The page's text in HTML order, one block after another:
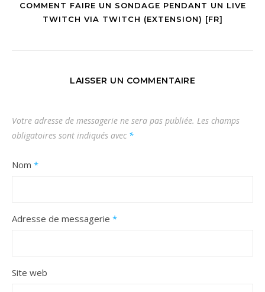
COMMENT FAIRE UN SONDAGE PENDANT UN LIVE
TWITCH VIA TWITCH (EXTENSION) [FR]
LAISSER UN COMMENTAIRE
Votre adresse de messagerie ne sera pas publiée. Les champs
obligatoires sont indiqués avec *
Nom *
Adresse de messagerie *
Site web